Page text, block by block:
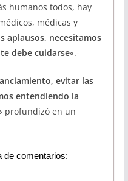
humanos todos, hay
médicas y
aplausos, necesitamos
debe cuidarse«.-
evitar las
entendiendo la
profundizó en un
de comentarios: